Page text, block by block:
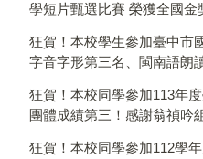
學短片甄選比賽 榮獲全國金
狂賀！本校學生參加臺中市
字音字形第三名、閩南語朗
狂賀！本校同學參加113年
團體成績第三！感謝翁禎吟
狂賀！本校同學參加112學